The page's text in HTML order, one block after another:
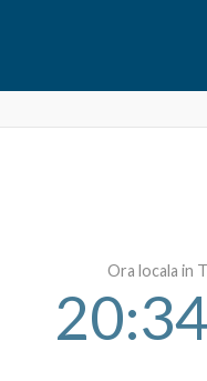
Ora locala in